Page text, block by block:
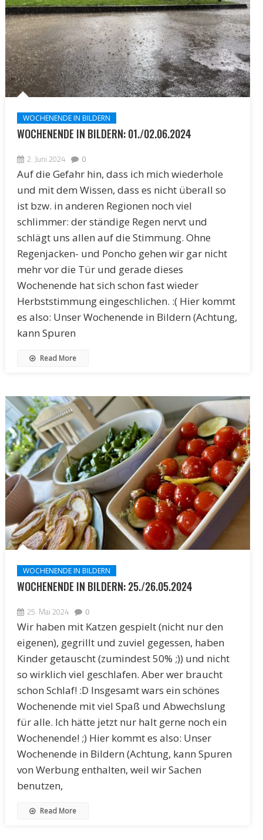
WOCHENENDE IN BILDERN
WOCHENENDE IN BILDERN: 01./02.06.2024
2. Juni 2024 0
Auf die Gefahr hin, dass ich mich wiederhole
und mit dem Wissen, dass es nicht überall so
ist bzw. in anderen Regionen noch viel
schlimmer: der ständige Regen nervt und
schlägt uns allen auf die Stimmung. Ohne
Regenjacken- und Poncho gehen wir gar nicht
mehr vor die Tür und gerade dieses
Wochenende hat sich schon fast wieder
Herbststimmung eingeschlichen. :( Hier kommt
es also: Unser Wochenende in Bildern (Achtung,
kann Spuren
Read More
WOCHENENDE IN BILDERN
WOCHENENDE IN BILDERN: 25./26.05.2024
25. Mai 2024 0
Wir haben mit Katzen gespielt (nicht nur den
eigenen), gegrillt und zuviel gegessen, haben
Kinder getauscht (zumindest 50% ;)) und nicht
so wirklich viel geschlafen. Aber wer braucht
schon Schlaf! :D Insgesamt wars ein schönes
Wochenende mit viel Spaß und Abwechslung
für alle. Ich hätte jetzt nur halt gerne noch ein
Wochenende! ;) Hier kommt es also: Unser
Wochenende in Bildern (Achtung, kann Spuren
von Werbung enthalten, weil wir Sachen
benutzen,
Read More